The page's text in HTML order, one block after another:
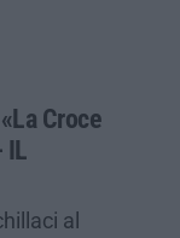
Croce
IL
al